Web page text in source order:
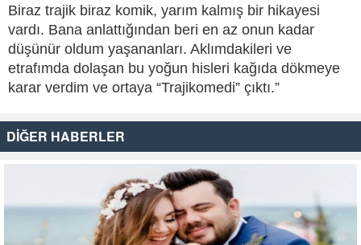
Biraz trajik biraz komik, yarım kalmış bir hikayesi
vardı. Bana anlattığından beri en az onun kadar
düşünür oldum yaşananları. Aklımdakileri ve
etrafımda dolaşan bu yoğun hisleri kağıda dökmeye
karar verdim ve ortaya “Trajikomedi” çıktı.”
DİĞER HABERLER